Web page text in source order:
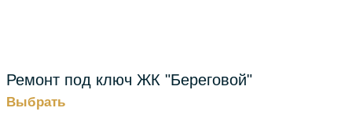
Ремонт под ключ ЖК "Береговой"
Выбрать